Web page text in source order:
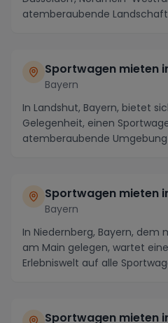
atemberaubende
Sportwagen mieten
Bayern
In Landshut, Bayern, bietet
Gelegenheit, einen
atemberaubende
Sportwagen mieten
Bayern
In Niedernberg, Bayern,
am Main gelegen, wartet
Erlebniswelt auf alle
Sportwagen mieten